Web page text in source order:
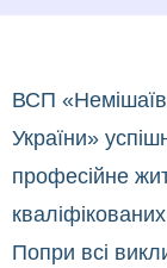
ВСП
України»
професійне
кваліфікованих
Попри всі